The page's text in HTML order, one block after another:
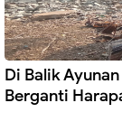
Di Balik
Berganti